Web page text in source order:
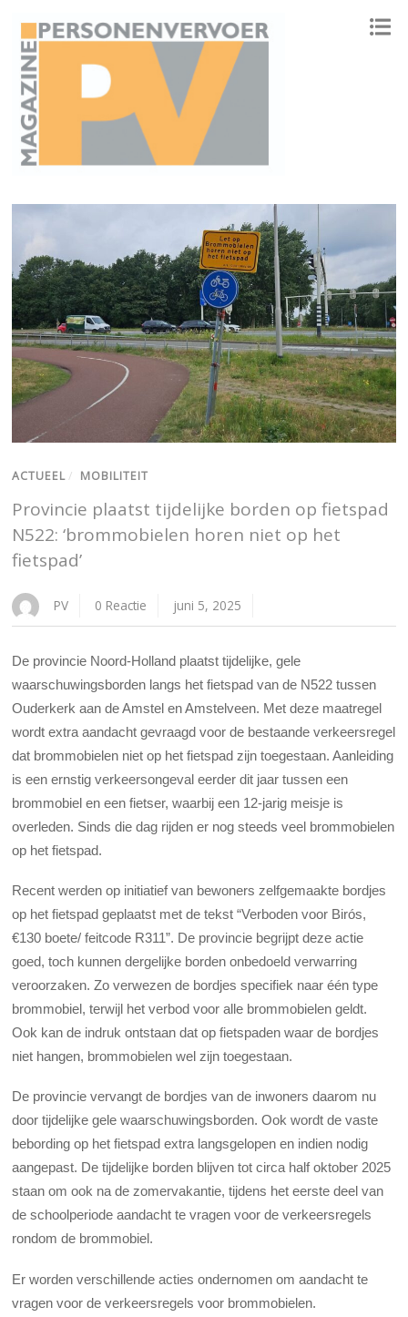
ACTUEEL / MOBILITEIT
Provincie plaatst tijdelijke borden op fietspad
N522: ‘brommobielen horen niet op het
fietspad’
PV 0 Reactie juni 5, 2025
De provincie Noord-Holland plaatst tijdelijke, gele
waarschuwingsborden langs het fietspad van de N522 tussen
Ouderkerk aan de Amstel en Amstelveen. Met deze maatregel
wordt extra aandacht gevraagd voor de bestaande verkeersregel
dat brommobielen niet op het fietspad zijn toegestaan. Aanleiding
is een ernstig verkeersongeval eerder dit jaar tussen een
brommobiel en een fietser, waarbij een 12-jarig meisje is
overleden. Sinds die dag rijden er nog steeds veel brommobielen
op het fietspad.
Recent werden op initiatief van bewoners zelfgemaakte bordjes
op het fietspad geplaatst met de tekst “Verboden voor Birós,
€130 boete/ feitcode R311”. De provincie begrijpt deze actie
goed, toch kunnen dergelijke borden onbedoeld verwarring
veroorzaken. Zo verwezen de bordjes specifiek naar één type
brommobiel, terwijl het verbod voor alle brommobielen geldt.
Ook kan de indruk ontstaan dat op fietspaden waar de bordjes
niet hangen, brommobielen wel zijn toegestaan.
De provincie vervangt de bordjes van de inwoners daarom nu
door tijdelijke gele waarschuwingsborden. Ook wordt de vaste
bebording op het fietspad extra langsgelopen en indien nodig
aangepast. De tijdelijke borden blijven tot circa half oktober 2025
staan om ook na de zomervakantie, tijdens het eerste deel van
de schoolperiode aandacht te vragen voor de verkeersregels
rondom de brommobiel.
Er worden verschillende acties ondernomen om aandacht te
vragen voor de verkeersregels voor brommobielen.